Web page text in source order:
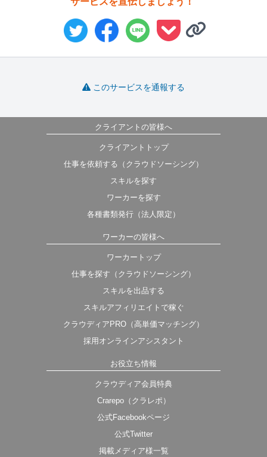
このサービスを通報する
クライアントの皆様へ
クライアントトップ
仕事を依頼する（クラウドソーシング）
スキルを探す
ワーカーを探す
各種書類発行（法人限定）
ワーカーの皆様へ
ワーカートップ
仕事を探す（クラウドソーシング）
スキルを出品する
スキルアフィリエイトで稼ぐ
クラウディアPRO（高単価マッチング）
採用オンラインアシスタント
お役立ち情報
クラウディア会員特典
Crarepo（クラレポ）
公式Facebookページ
公式Twitter
掲載メディア様一覧